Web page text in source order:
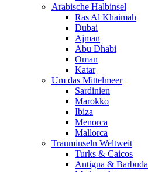
Arabische Halbinsel
Ras Al Khaimah
Dubai
Ajman
Abu Dhabi
Oman
Katar
Um das Mittelmeer
Sardinien
Marokko
Ibiza
Menorca
Mallorca
Trauminseln Weltweit
Turks & Caicos
Antigua & Barbuda